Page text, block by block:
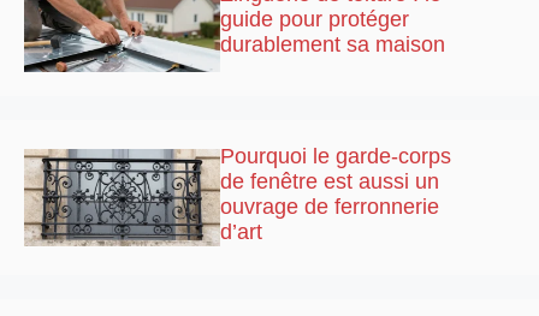
guide pour protéger
durablement sa maison
Pourquoi le garde-corps
de fenêtre est aussi un
ouvrage de ferronnerie
d’art